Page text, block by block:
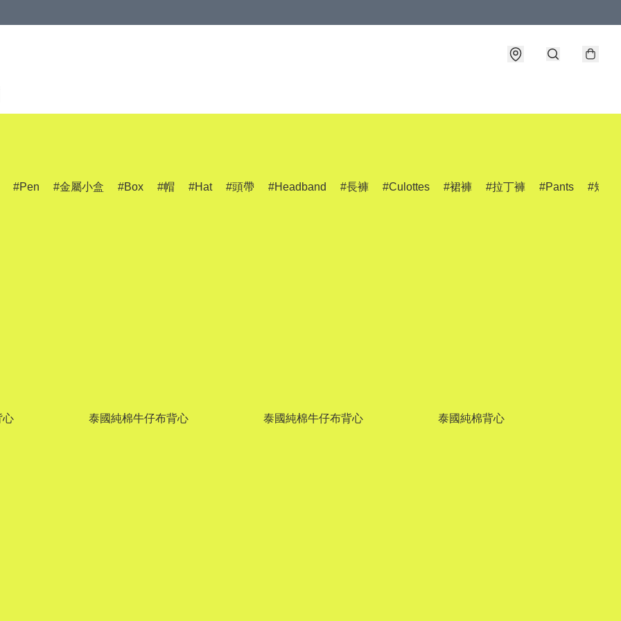
Pen 金屬小盒 Box 帽 Hat 頭帶 Headband 長褲 Culottes 裙褲 拉丁褲 Pants 短褲
心 泰國純棉牛仔布背心 泰國純棉牛仔布背心 泰國純棉背心